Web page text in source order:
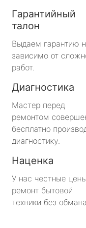
Гарантийный
талон
Выдаем гарантию
зависимо от
работ.
Диагностика
Мастер перед
ремонтом
бесплатно
диагностику.
Наценка
У нас честные
ремонт бытовой
техники без обмана.